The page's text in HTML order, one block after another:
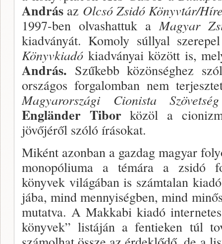
And­rás az Olcsó Zsidó Könyvtár/
1997-ben ol­vashattuk a Magyar
kiadványát. Komoly súllyal
Könyvkiadó kiadványai között is,
András. Szűkebb közönséghez
országos forgalomban nem
Magyarországi Cionista Szövetség
Engländer Tiborközöl a
jövőjéről szóló írásokat.
Miként azonban a gazdag magyar
monopó­liuma a témára a zsidó
könyvek világában is szám­talan
jába, mind mennyiségben, mind
mutatva. A Makkabi kiadó
könyvek” listáján a fen­tieken túl